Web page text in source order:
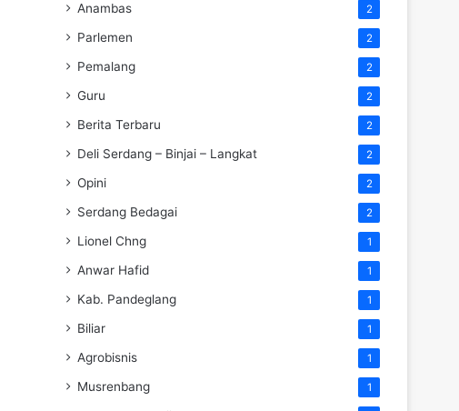
Anambas 2
Parlemen 2
Pemalang 2
Guru 2
Berita Terbaru 2
Deli Serdang – Binjai – Langkat 2
Opini 2
Serdang Bedagai 2
Lionel Chng 1
Anwar Hafid 1
Kab. Pandeglang 1
Biliar 1
Agrobisnis 1
Musrenbang 1